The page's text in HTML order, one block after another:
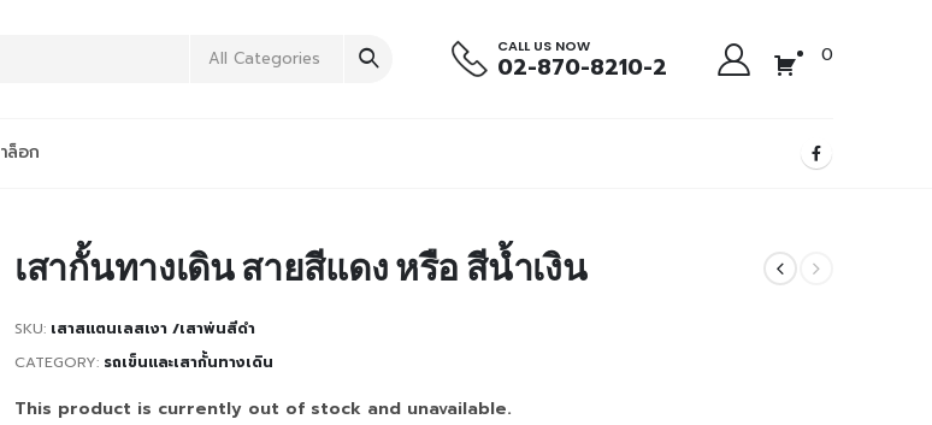
All Categories
CALL US NOW
02-870-8210-2 0
ล็อก
เสากั้นทางเดิน สายสีแดง หรือ สีน้ำเงิน
SKU: เสาสแตนเลสเงา /เสาพ่นสีดำ
CATEGORY: รถเข็นและเสากั้นทางเดิน
This product is currently out of stock and unavailable.